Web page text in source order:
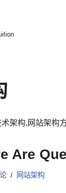
架构,网站架构
Are
网站架构